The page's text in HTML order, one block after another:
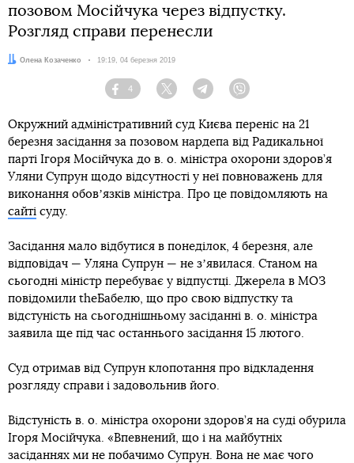
позовом Мосійчука через відпустку.
Розгляд справи перенесли
Автор:
Олена Козаченко Дата:
19:19, 04 березня 2019
Facebook
4
Twitter TelegramViber
Окружний адміністративний суд Києва переніс на 21
березня засідання за позовом нардепа від Радикальної
парті Ігоря Мосійчука до в. о. міністра охорони здоров’я
Уляни Супрун щодо відсутності у неї повноважень для
виконання обовʼязків міністра. Про це повідомляють на
сайті суду.
Засідання мало відбутися в понеділок, 4 березня, але
відповідач — Уляна Супрун — не зʼявилася. Станом на
сьогодні міністр перебуває у відпустці. Джерела в МОЗ
повідомили theБабелю, що про свою відпустку та
відстуність на сьогоднішньому засіданні в. о. міністра
заявила ще під час останнього засідання 15 лютого.
Суд отримав від Супрун клопотання про відкладення
розгляду справи і задовольнив його.
Відстуність в. о. міністра охорони здоров’я на суді обурила
Ігоря Мосійчука. «Впевнений, що і на майбутніх
засіданнях ми не побачимо Супрун. Вона не має чого